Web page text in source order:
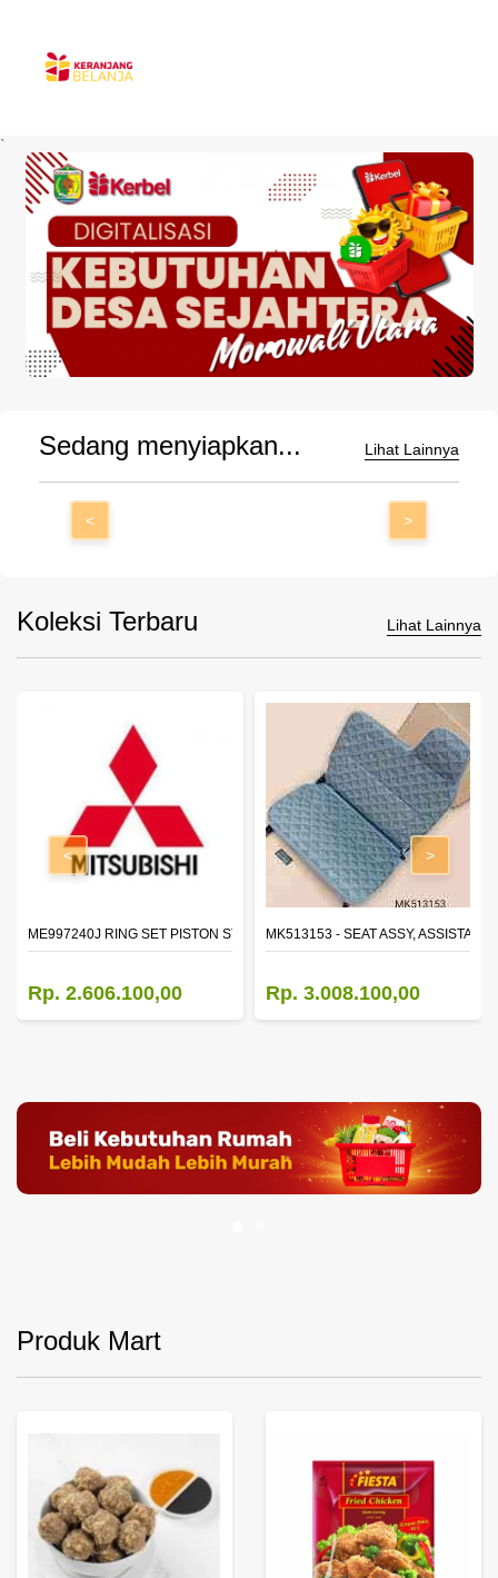
`
Sedang menyiapkan... Lihat Lainnya
< >
Koleksi Terbaru Lihat Lainnya
LH
ME997240J RING SET PISTON STD
Rp. 2.606.100,00
MK513153 - SEAT ASSY, ASSISTANT
Rp. 3.008.100,00
< >
Produk Mart